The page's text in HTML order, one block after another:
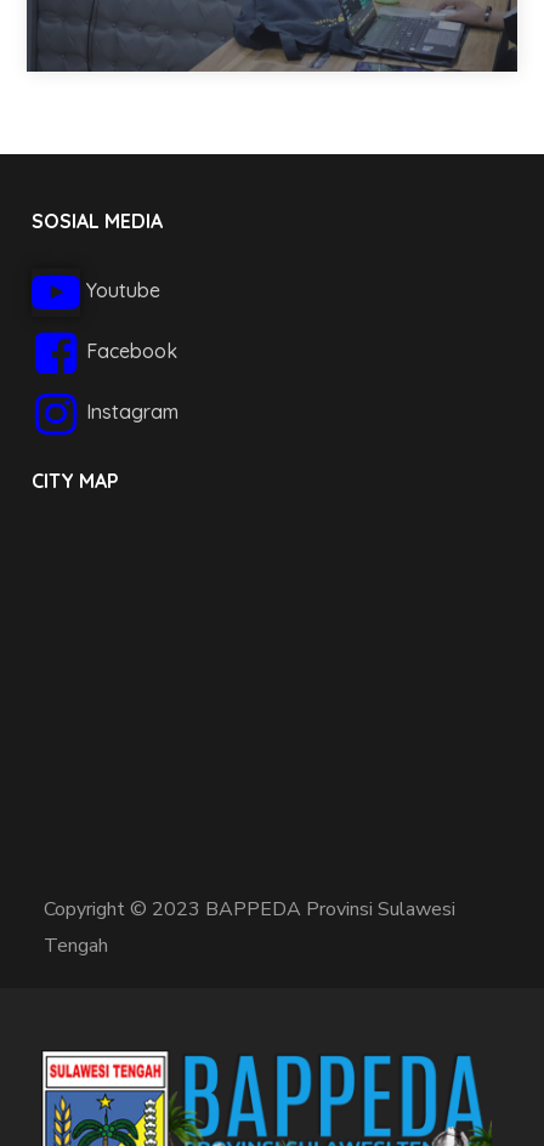
SOSIAL MEDIA
Youtube
Facebook
Instagram
CITY MAP
Copyright © 2023 BAPPEDA Provinsi Sulawesi
Tengah